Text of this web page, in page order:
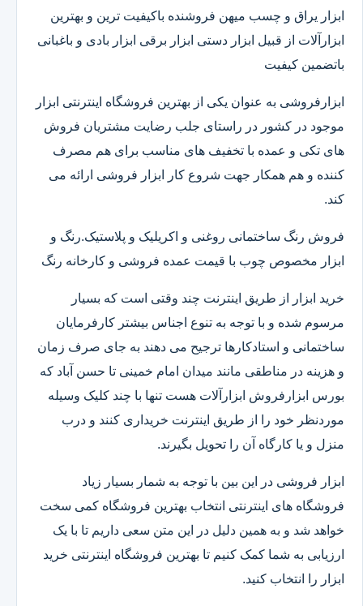
ابزار یراق و چسب میهن فروشنده باکیفیت ترین و بهترین
ابزارآلات از قبیل ابزار دستی ابزار برقی ابزار بادی و باغبانی
باتضمین کیفیت
ابزارفروشی به عنوان یکی از بهترین فروشگاه اینترنتی ابزار
موجود در کشور در راستای جلب رضایت مشتریان فروش
های تکی و عمده با تخفیف های مناسب برای هم مصرف
کننده و هم همکار جهت شروع کار ابزار فروشی ارائه می
کند.
فروش رنگ ساختمانی روغنی و اکریلیک و پلاستیک.رنگ و
ابزار مخصوص چوب با قیمت عمده فروشی و کارخانه رنگ
خرید ابزار از طریق اینترنت چند وقتی است که بسیار
مرسوم شده و با توجه به تنوع اجناس بیشتر کارفرمایان
ساختمانی و استادکارها ترجیح می دهند به جای صرف زمان
و هزینه در مناطقی مانند میدان امام خمینی تا حسن آباد که
بورس ابزارفروش ابزارآلات هست تنها با چند کلیک وسیله
موردنظر خود را از طریق اینترنت خریداری کنند و درب
منزل و یا کارگاه آن را تحویل بگیرند.
ابزار فروشی در این بین با توجه به شمار بسیار زیاد
فروشگاه های اینترنتی انتخاب بهترین فروشگاه کمی سخت
خواهد شد و به همین دلیل در این متن سعی داریم تا با یک
ارزیابی به شما کمک کنیم تا بهترین فروشگاه اینترنتی خرید
ابزار را انتخاب کنید.